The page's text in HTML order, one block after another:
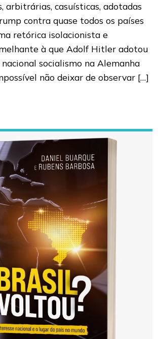
arbitrárias, casuísticas, adotadas
contra quase todos os países
retórica isolacionista e
à que Adolf Hitler adotou
nacional socialismo na Alemanha
não deixar de observar […]